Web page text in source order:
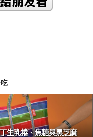
生乳捲、焦糖與黑芝麻